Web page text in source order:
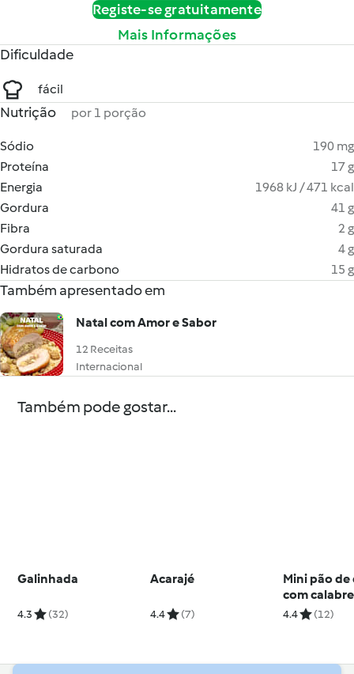
Registe-se gratuitamente
Mais Informações
Dificuldade
fácil
Nutrição por 1 porção
Sódio
190 mg
Proteína
17 g
Energia
1968 kJ / 471 kcal
Gordura
41 g
Fibra
2 g
Gordura saturada
4 g
Hidratos de carbono
15 g
Também apresentado em
Natal com Amor e Sabor
12 Receitas
Internacional
Também pode gostar...
Galinhada
4.3 (32)
Acarajé
4.4 (7)
Mini pão de
com
4.4 (12)